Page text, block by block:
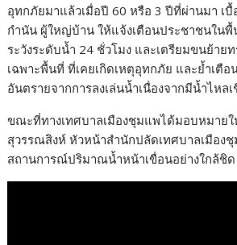
อุทกภัยมาแล้วเมื่อปี 60 หรือ 3 ปีที่ผ่านมา เ
กำนัน ผู้ใหญ่บ้าน ให้แจ้งเตือนประชาชนในพื้
ระวังระดับน้ำ 24 ชั่วโมง และเตรียมขนย้าย
เฉพาะพื้นที่ ที่เคยเกิดเหตุอุทกภัย และย้ำเตือ
อันตรายจากการลงเล่นน้ำเนื่องจากมีน้ำไหล
ขณะที่ทางเทศบาลเมืองชุมแพได้มอบหมาย
สุวรรณสิงห์ หัวหน้าสำนักปลัดเทศบาลเมือง
สถานการณ์ปริมาณน้ำหน้าเขื่อนอย่างใกล้ชิด